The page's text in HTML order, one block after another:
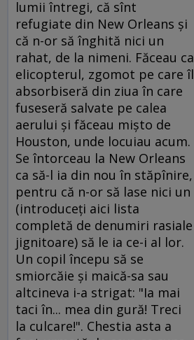
lumii întregi, că sînt
refugiate din New Orleans şi
că n-or să înghită nici un
rahat, de la nimeni. Făceau ca
elicopterul, zgomot pe care îl
absorbiseră din ziua în care
fuseseră salvate pe calea
aerului şi făceau mişto de
Houston, unde locuiau acum.
Se întorceau la New Orleans
ca să-l ia din nou în stăpînire,
pentru că n-or să lase nici un
(introduceţi aici lista
completă de denumiri rasiale
jignitoare) să le ia ce-i al lor.
Un copil începu să se
smiorcăie şi maică-sa sau
altcineva i-a strigat: "Ia mai
taci în... mea din gură! Treci
la culcare!". Chestia asta a